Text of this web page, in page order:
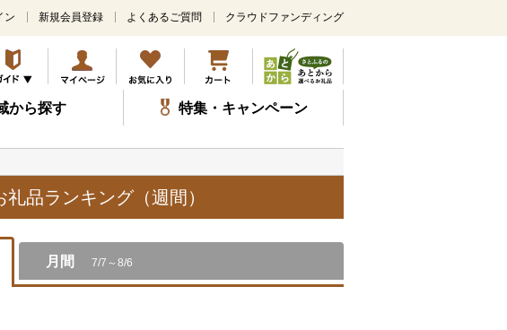
メ
ン
コ
ン
テ
ツ
キ
ッ
プ
ン 新規会員登録 よくあるご質問 クラウドファンディング
から探す 特集・キャンペーン
品ランキング（週間）
月間 7/7～8/6